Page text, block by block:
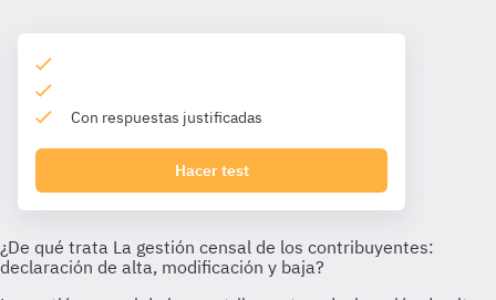
Con respuestas justificadas
Hacer test